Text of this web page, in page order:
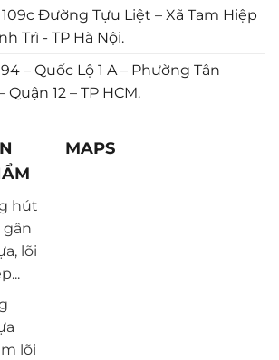
109c Đường Tựu Liệt – Xã Tam Hiệp
Trì - TP Hà Nội.
– Quốc Lộ 1 A – Phường Tân
12 – TP HCM.
hút
gân
lõi
lõi
MAPS